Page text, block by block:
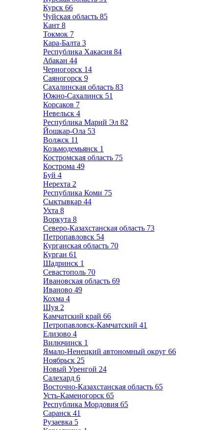
Курск 66
Чуйская область 85
Кант 8
Токмок 7
Кара-Балта 3
Республика Хакасия 84
Абакан 44
Черногорск 14
Саяногорск 9
Сахалинская область 83
Южно-Сахалинск 51
Корсаков 7
Невельск 4
Республика Марий Эл 82
Йошкар-Ола 53
Волжск 11
Козьмодемьянск 1
Костромская область 75
Кострома 49
Буй 4
Нерехта 2
Республика Коми 75
Сыктывкар 44
Ухта 8
Воркута 8
Северо-Казахстанская область 73
Петропавловск 54
Курганская область 70
Курган 61
Шадринск 1
Севастополь 70
Ивановская область 69
Иваново 49
Кохма 4
Шуя 2
Камчатский край 66
Петропавловск-Камчатский 41
Елизово 4
Вилючинск 1
Ямало-Ненецкий автономный округ 66
Ноябрьск 25
Новый Уренгой 24
Салехард 6
Восточно-Казахстанская область 65
Усть-Каменогорск 65
Республика Мордовия 65
Саранск 41
Рузаевка 5